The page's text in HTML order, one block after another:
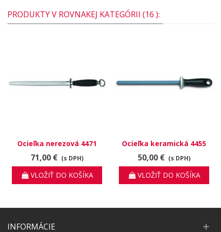
PRODUKTY V ROVNAKEJ KATEGÓRII (16 ):
Ocieľka nerezová 4471
71,00 € (s DPH)
VLOŽIŤ DO KOŠÍKA
Ocieľka keramická 4455
50,00 € (s DPH)
VLOŽIŤ DO KOŠÍKA
INFORMÁCIE